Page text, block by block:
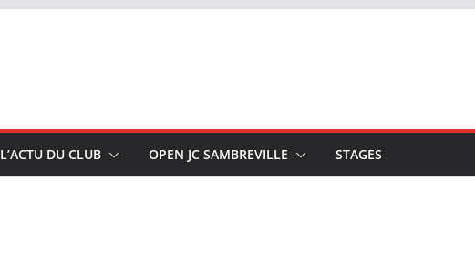
L’ACTU DU CLUB OPEN JC SAMBREVILLE STAGES